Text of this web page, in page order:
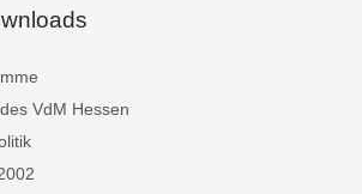
VdM Hessen